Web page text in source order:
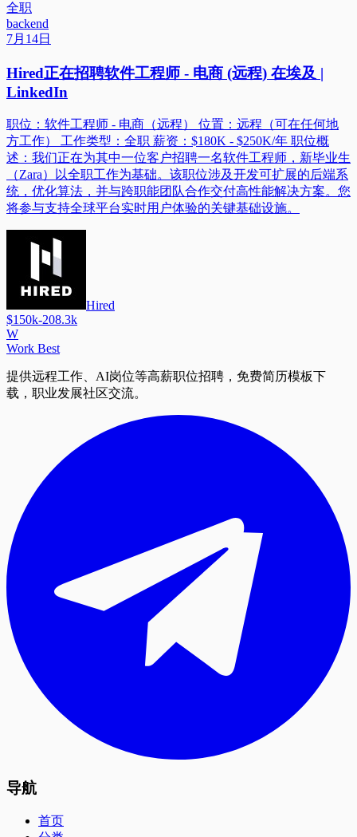
全职
backend
7月14日
Hired正在招聘软件工程师 - 电商 (远程) 在埃及 |
LinkedIn
职位：软件工程师 - 电商（远程） 位置：远程（可在任何地
方工作） 工作类型：全职 薪资：$180K - $250K/年 职位概
述：我们正在为其中一位客户招聘一名软件工程师，新毕业生
（Zara）以全职工作为基础。该职位涉及开发可扩展的后端系
统，优化算法，并与跨职能团队合作交付高性能解决方案。您
将参与支持全球平台实时用户体验的关键基础设施。
Hired
$150k-208.3k
W
Work Best
提供远程工作、AI岗位等高薪职位招聘，免费简历模板下
载，职业发展社区交流。
导航
首页